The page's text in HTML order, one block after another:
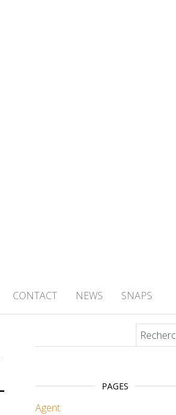
CONTACT NEWS SNAPS
PAGES
Agent